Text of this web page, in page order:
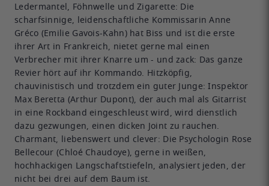
Ledermantel, Föhnwelle und Zigarette: Die
scharfsinnige, leidenschaftliche Kommissarin Anne
Gréco (Emilie Gavois-Kahn) hat Biss und ist die erste
ihrer Art in Frankreich, nietet gerne mal einen
Verbrecher mit ihrer Knarre um - und zack: Das ganze
Revier hört auf ihr Kommando. Hitzköpfig,
chauvinistisch und trotzdem ein guter Junge: Inspektor
Max Beretta (Arthur Dupont), der auch mal als Gitarrist
in eine Rockband eingeschleust wird, wird dienstlich
dazu gezwungen, einen dicken Joint zu rauchen.
Charmant, liebenswert und clever: Die Psychologin Rose
Bellecour (Chloé Chaudoye), gerne in weißen,
hochhackigen Langschaftstiefeln, analysiert jeden, der
nicht bei drei auf dem Baum ist.